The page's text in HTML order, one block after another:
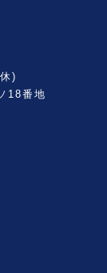
)
18番地